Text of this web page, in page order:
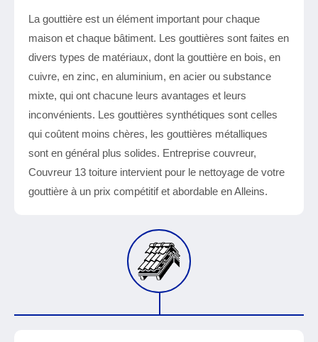
La gouttière est un élément important pour chaque
maison et chaque bâtiment. Les gouttières sont faites en
divers types de matériaux, dont la gouttière en bois, en
cuivre, en zinc, en aluminium, en acier ou substance
mixte, qui ont chacune leurs avantages et leurs
inconvénients. Les gouttières synthétiques sont celles
qui coûtent moins chères, les gouttières métalliques
sont en général plus solides. Entreprise couvreur,
Couvreur 13 toiture intervient pour le nettoyage de votre
gouttière à un prix compétitif et abordable en Alleins.